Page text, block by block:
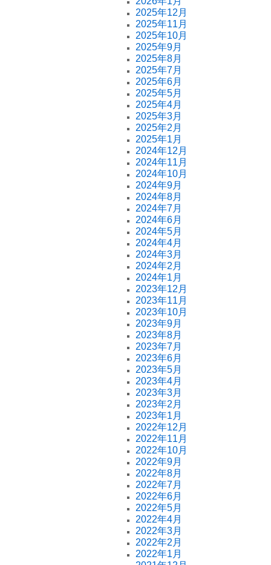
2025年12月
2025年11月
2025年10月
2025年9月
2025年8月
2025年7月
2025年6月
2025年5月
2025年4月
2025年3月
2025年2月
2025年1月
2024年12月
2024年11月
2024年10月
2024年9月
2024年8月
2024年7月
2024年6月
2024年5月
2024年4月
2024年3月
2024年2月
2024年1月
2023年12月
2023年11月
2023年10月
2023年9月
2023年8月
2023年7月
2023年6月
2023年5月
2023年4月
2023年3月
2023年2月
2023年1月
2022年12月
2022年11月
2022年10月
2022年9月
2022年8月
2022年7月
2022年6月
2022年5月
2022年4月
2022年3月
2022年2月
2022年1月